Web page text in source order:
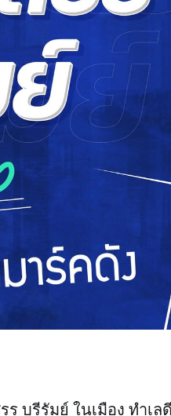
บุรีรัมย์ ในเมือง ทำเ